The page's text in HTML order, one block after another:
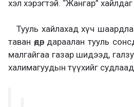
хэл хэрэгтэй. “Жангар”
Тууль хайлахад хүч
таван өдөр дараалан тууль
малгайгаа газар шидээд,
халимагуудын түүхийг